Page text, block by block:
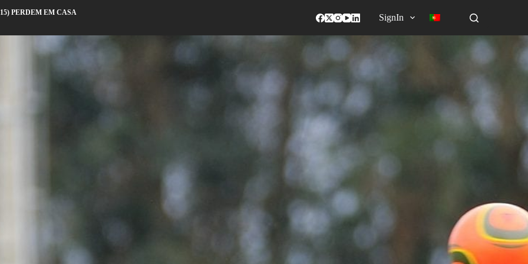
PERDEM EM CASA
SignIn